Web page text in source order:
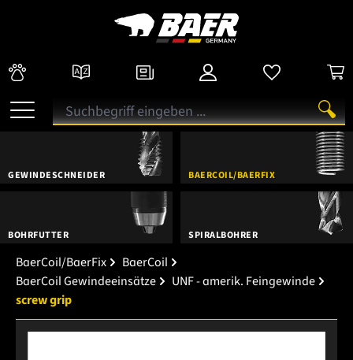
GEWINDESCHNEIDER BAERCOIL/BAERFIX
BOHRFUTTER SPIRALBOHRER
BaerCoil/BaerFix
BaerCoil
BaerCoil Gewindeeinsätze
UNF - amerik. Feingewinde
screw grip